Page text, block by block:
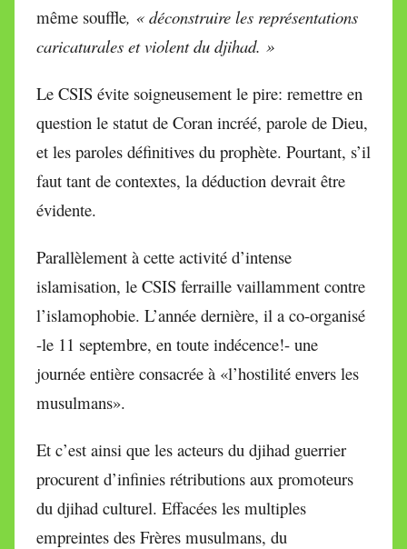
même souffle, « déconstruire les représentations
caricaturales et violent du djihad. »
Le CSIS évite soigneusement le pire: remettre en
question le statut de Coran incréé, parole de Dieu,
et les paroles définitives du prophète. Pourtant, s’il
faut tant de contextes, la déduction devrait être
évidente.
Parallèlement à cette activité d’intense
islamisation, le CSIS ferraille vaillamment contre
l’islamophobie. L’année dernière, il a co-organisé
-le 11 septembre, en toute indécence!- une
journée entière consacrée à «l’hostilité envers les
musulmans».
Et c’est ainsi que les acteurs du djihad guerrier
procurent d’infinies rétributions aux promoteurs
du djihad culturel. Effacées les multiples
empreintes des Frères musulmans, du